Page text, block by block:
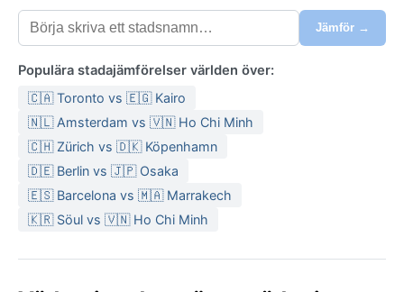
Jämför →
Populära stadajämförelser världen över:
🇨🇦 Toronto vs 🇪🇬 Kairo
🇳🇱 Amsterdam vs 🇻🇳 Ho Chi Minh
🇨🇭 Zürich vs 🇩🇰 Köpenhamn
🇩🇪 Berlin vs 🇯🇵 Osaka
🇪🇸 Barcelona vs 🇲🇦 Marrakech
🇰🇷 Söul vs 🇻🇳 Ho Chi Minh